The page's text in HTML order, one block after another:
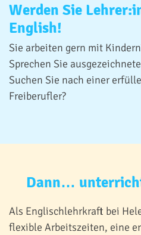
Werden Sie
English!
Sie arbeiten gern mit
Sprechen Sie
Suchen Sie nach einer
Freiberufler?
Dann…
Als Englischlehrkraft bei
flexible Arbeitszeiten, eine